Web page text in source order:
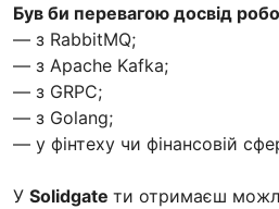
Був би перевагою досвід
— з RabbitMQ;
— з Apache Kafka;
— з GRPC;
— з Golang;
— у фінтеху чи фінансовій
У Solidgate ти отримаєш